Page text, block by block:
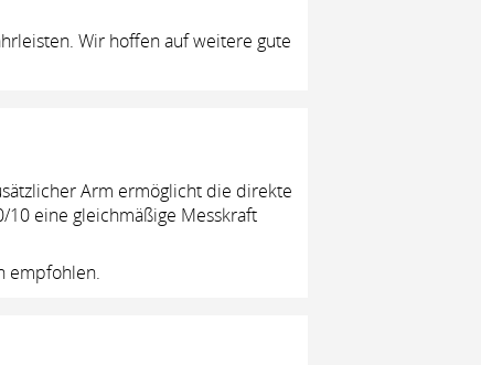
Wir hoffen auf weitere gute
Arm ermöglicht die direkte
eine gleichmäßige Messkraft
empfohlen.